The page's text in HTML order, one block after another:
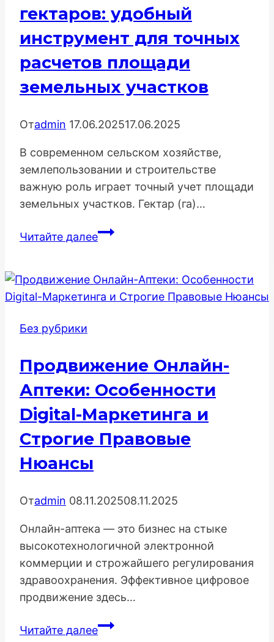
гектаров: удобный
инструмент для точных
расчетов площади
земельных участков
Отadmin 17.06.202517.06.2025
В современном сельском хозяйстве,
землепользовании и строительстве
важную роль играет точный учет площади
земельных участков. Гектар (га)…
Читайте далееОнлайн
удобный
инструмент
площади
земельных
участков
Без рубрики
Продвижение Онлайн-
Аптеки: Особенности
Digital-Маркетинга и
Строгие Правовые
Нюансы
Отadmin 08.11.202508.11.2025
Онлайн-аптека — это бизнес на стыке
высокотехнологичной электронной
коммерции и строжайшего регулирования
здравоохранения. Эффективное цифровое
продвижение здесь…
Читайте далееПродвижение